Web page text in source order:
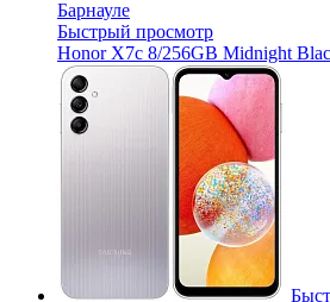
Быстрый просмотр
Honor X7c 8/256GB Midnight